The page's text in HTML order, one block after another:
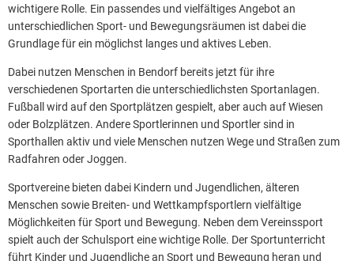
wichtigere Rolle. Ein passendes und vielfältiges Angebot an
unterschiedlichen Sport- und Bewegungsräumen ist dabei die
Grundlage für ein möglichst langes und aktives Leben.
Dabei nutzen Menschen in Bendorf bereits jetzt für ihre
verschiedenen Sportarten die unterschiedlichsten Sportanlagen.
Fußball wird auf den Sportplätzen gespielt, aber auch auf Wiesen
oder Bolzplätzen. Andere Sportlerinnen und Sportler sind in
Sporthallen aktiv und viele Menschen nutzen Wege und Straßen zum
Radfahren oder Joggen.
Sportvereine bieten dabei Kindern und Jugendlichen, älteren
Menschen sowie Breiten- und Wettkampfsportlern vielfältige
Möglichkeiten für Sport und Bewegung. Neben dem Vereinssport
spielt auch der Schulsport eine wichtige Rolle. Der Sportunterricht
führt Kinder und Jugendliche an Sport und Bewegung heran und